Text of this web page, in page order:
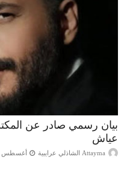
بيان رسمي صادر عن
عياش
Attayma الشاذلي عرايبية أغسطس 03, 2026